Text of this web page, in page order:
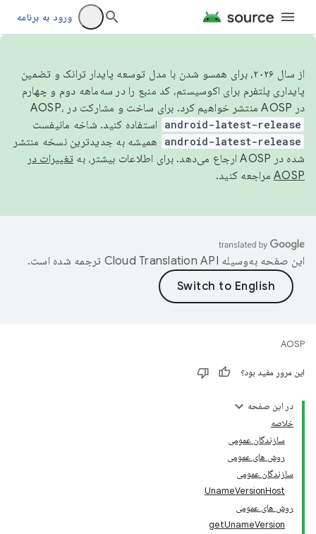
ورود به برنامه
از سال ۲۰۲۶، برای همسو شدن با مدل توسعه پایدار ترانک و تضمین
پایداری پلتفرم برای اکوسیستم، کد منبع را در سه‌ماهه دوم و چهارم
در AOSP منتشر خواهیم کرد. برای ساخت و مشارکت در AOSP،
android-latest-release استفاده کنید. شاخه مانیفست
android-latest-release
همیشه به جدیدترین نسخه منتشر
شده در AOSP ارجاع می‌دهد. برای اطلاعات بیشتر، به
تغییرات در
AOSP مراجعه کنید.
این صفحه به‌وسیله ترجمه شده است.
AOSP
این مرور مفید بود؟
در این صفحه
خلاصه
سازندگان عمومی
روش های عمومی
سازندگان عمومی
UnameVersionHost
روش های عمومی
getUnameVersion